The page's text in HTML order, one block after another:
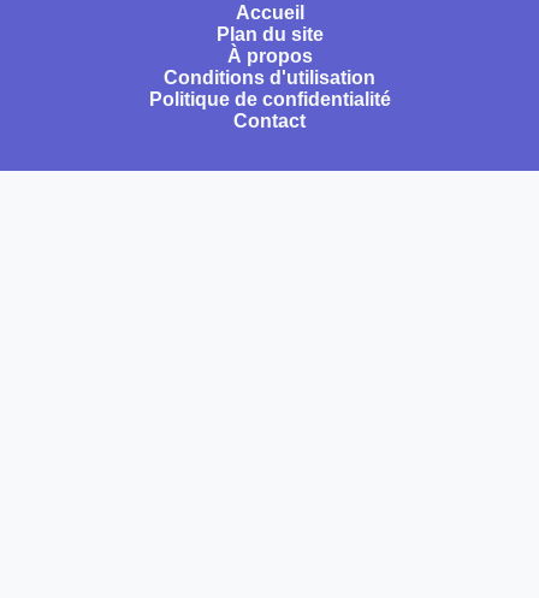
Accueil
Plan du site
À propos
Conditions d'utilisation
Politique de confidentialité
Contact